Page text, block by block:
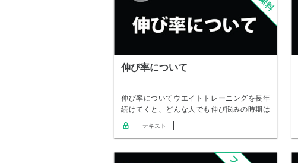
伸び率について
伸び率についてウエイトトレーニングを長年
続けてくと、どんな人でも伸び悩みの時期は
必ず訪れる…
テキスト